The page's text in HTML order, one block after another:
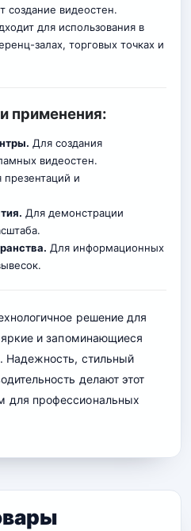
создание видеостен.
для использования в
залах, торговых точках и
применения:
Для создания
видеостен.
презентаций и
Для демонстрации
Для информационных
решение для
яркие и запоминающиеся
Надежность, стильный
делают этот
для профессиональных